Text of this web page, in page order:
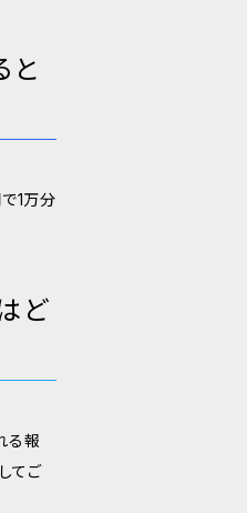
と
1万分
ど
る報
てご